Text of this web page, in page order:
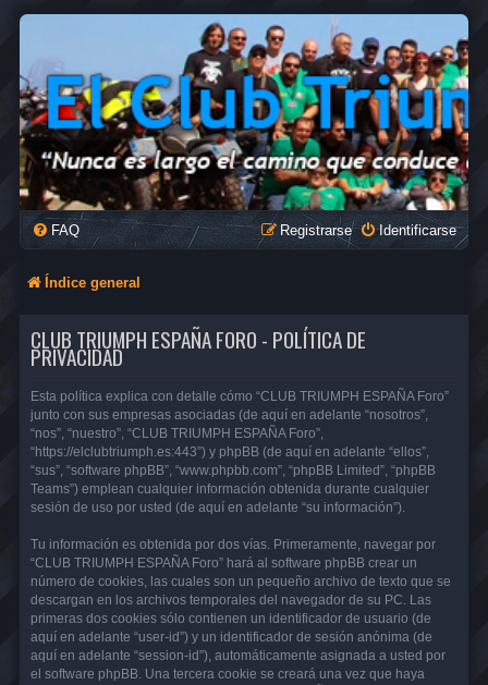
FAQ Identificarse
Registrarse
Índice general
CLUB TRIUMPH ESPAÑA FORO - POLÍTICA DE
PRIVACIDAD
Esta política explica con detalle cómo “CLUB TRIUMPH ESPAÑA Foro”
junto con sus empresas asociadas (de aquí en adelante “nosotros”,
“nos”, “nuestro”, “CLUB TRIUMPH ESPAÑA Foro”,
“https://elclubtriumph.es:443”) y phpBB (de aquí en adelante “ellos”,
“sus”, “software phpBB”, “www.phpbb.com”, “phpBB Limited”, “phpBB
Teams”) emplean cualquier información obtenida durante cualquier
sesión de uso por usted (de aquí en adelante “su información”).
Tu información es obtenida por dos vías. Primeramente, navegar por
“CLUB TRIUMPH ESPAÑA Foro” hará al software phpBB crear un
número de cookies, las cuales son un pequeño archivo de texto que se
descargan en los archivos temporales del navegador de su PC. Las
primeras dos cookies sólo contienen un identificador de usuario (de
aquí en adelante “user-id”) y un identificador de sesión anónima (de
aquí en adelante “session-id”), automáticamente asignada a usted por
el software phpBB. Una tercera cookie se creará una vez que haya